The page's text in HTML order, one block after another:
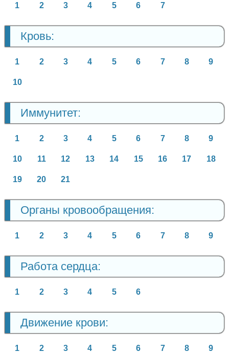
1 2 3 4 5 6 7
Кровь:
1 2 3 4 5 6 7 8 9
10
Иммунитет:
1 2 3 4 5 6 7 8 9
10 11 12 13 14 15 16 17 18
19 20 21
Органы кровообращения:
1 2 3 4 5 6 7 8 9
Работа сердца:
1 2 3 4 5 6
Движение крови:
1 2 3 4 5 6 7 8 9